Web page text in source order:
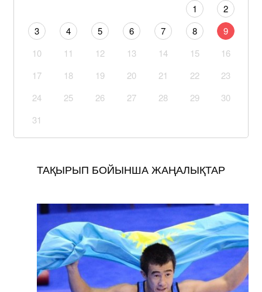
1
2
3
4 5 6 7 8
9
10
11 12 13 14 15
16
17
18 19 20 21 22
23
24
25 26 27 28 29
30
31
ТАҚЫРЫП БОЙЫНША ЖАҢАЛЫҚТАР